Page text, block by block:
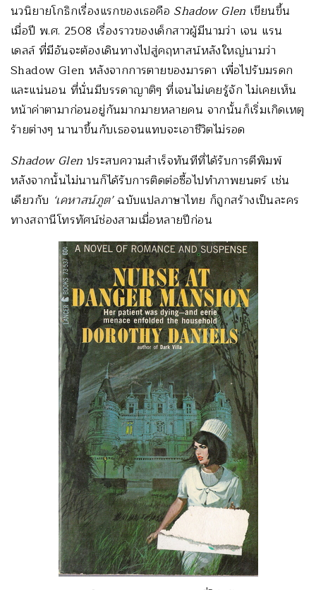
นวนิยายโกธิกเรื่องแรกของเธอคือ Shadow Glen เขียนขึ้น
เมื่อปี พ.ศ. 2508 เรื่องราวของเด็กสาวผู้มีนามว่า เจน แรน
เดลล์ ที่มีอันจะต้องเดินทางไปสู่คฤหาสน์หลังใหญ่นามว่า
Shadow Glen หลังจากการตายของมารดา เพื่อไปรับมรดก
และแน่นอน ที่นั่นมีบรรดาญาติๆ ที่เจนไม่เคยรู้จัก ไม่เคยเห็น
หน้าค่าตามาก่อนอยู่กันมากมายหลายคน จากนั้นก็เริ่มเกิดเหตุ
ร้ายต่างๆ นานาขึ้นกับเธอจนแทบจะเอาชีวิตไม่รอด
Shadow Glen ประสบความสำเร็จทันทีที่ได้รับการตีพิมพ์
หลังจากนั้นไม่นานก็ได้รับการติดต่อซื้อไปทำภาพยนตร์ เช่น
เดียวกับ ‘เคหาสน์ภูต’ฉบับแปลภาษาไทย ก็ถูกสร้างเป็นละคร
ทางสถานีโทรทัศน์ช่องสามเมื่อหลายปีก่อน